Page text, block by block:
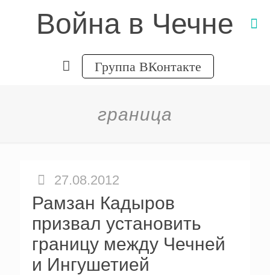
Война в Чечне
Группа ВКонтакте
граница
27.08.2012
Рамзан Кадыров
призвал установить
границу между Чечней
и Ингушетией